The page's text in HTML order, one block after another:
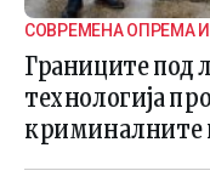
СОВРЕМЕНА ОПРЕМА
ГРАНИЧНАТА
Границите под
технологија
криминалните